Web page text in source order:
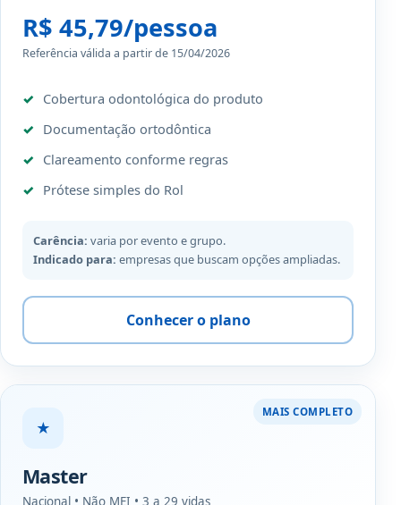
R$ 45,79/pessoa
Referência válida a partir de 15/04/2026
Cobertura odontológica do produto
Documentação ortodôntica
Clareamento conforme regras
Prótese simples do Rol
Carência: varia por evento e grupo.
Indicado para: empresas que buscam opções ampliadas.
Conhecer o plano
MAIS COMPLETO
★
Master
Nacional • Não MEI • 3 a 29 vidas